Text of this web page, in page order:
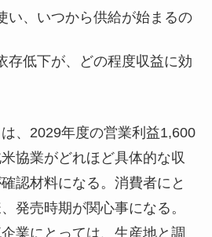
い、いつから供給が始まるの
存低下が、どの程度収益に効
、2029年度の営業利益1,600
協業がどれほど具体的な収
認材料になる。消費者にと
発売時期が関心事になる。
業にとっては、生産地と調